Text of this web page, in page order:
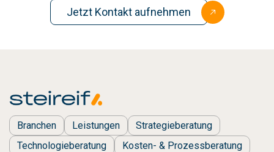
Jetzt Kontakt aufnehmen
Branchen Leistungen
Strategieberatung
Technologieberatung
Kosten- & Prozessberatung